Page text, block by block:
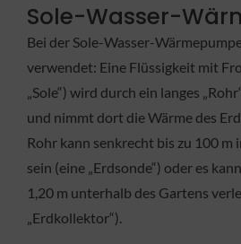
Sole-Wasser-
Bei der Sole-Wasser-
verwendet: Eine Flüssigkeit mit
„Sole“) wird durch ein langes
und nimmt dort die Wärme des
Rohr kann senkrecht bis zu 100 m
sein (eine „Erdsonde“) oder es
1,20 m unterhalb des Gartens
„Erdkollektor“).